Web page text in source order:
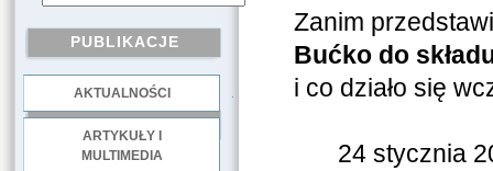
PUBLIKACJE
AKTUALNOŚCI
ARTYKUŁY I
MULTIMEDIA
Zanim
Bućko do
i co działo się
24 stycznia